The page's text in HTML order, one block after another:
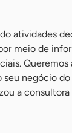
atividades
meio de
Queremos
seu negócio
a consultora